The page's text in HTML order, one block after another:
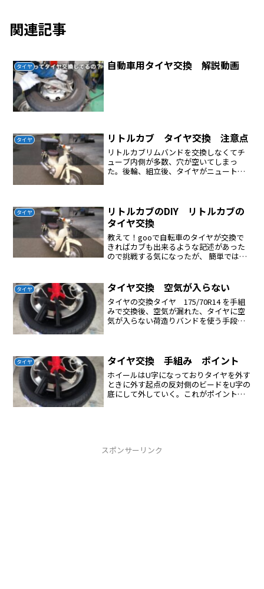
関連記事
タイヤ 自動車用タイヤ交換 解説動画
タイヤ リトルカブ タイヤ交換 注意点
リトルカブリムバンドを交換しなくてチ
ューブ内側が多数、穴が空いてしまっ
た。後輪、組立後、タイヤがニュートラ
していた。ホィール内側が錆...
タイヤ
リトルカブのDIY リトルカブの
タイヤ交換
教えて！gooで自転車のタイヤが交換で
きればカブも出来るような記述があった
ので挑戦する気になったが、 簡単ではな
けながらも交換できたが、チューブをタ
イヤレバーで穴開ける...
タイヤ タイヤ交換 空気が入らない
タイヤの交換タイヤ 175/70R14 を手組
みで交換後、空気が漏れた、タイヤに空
気が入らない荷造りバンドを使う手段が
タイヤ タイヤ交換 手組み ポイント
ホイールはU字になっておりタイヤを外す
ときに外す起点の反対側のビードをU字の
底にして外していく。これがポイントで
スポンサーリンク